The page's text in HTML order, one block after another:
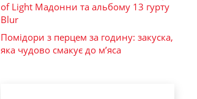
of Light Мадонни та альбому 13 гурту
Blur
Помідори з перцем за годину: закуска,
яка чудово смакує до м’яса